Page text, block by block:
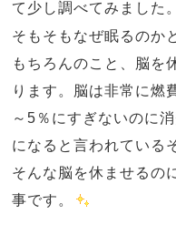
て少し調べてみました。
そもそもなぜ眠るのか
もちろんのこと、脳を
ります。脳は非常に燃
～5％にすぎないのに
になると言われている
そんな脳を休ませるの
事です。